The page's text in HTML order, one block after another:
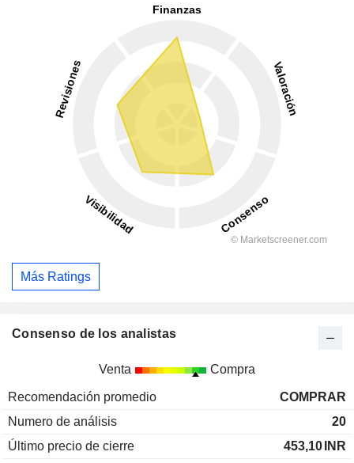
Más Ratings
Consenso de los analistas
Venta Compra
Recomendación promedio
COMPRAR
Numero de análisis
20
Último precio de cierre
453,10 INR